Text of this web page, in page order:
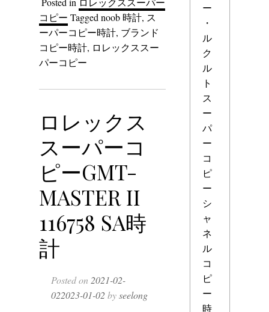
コピー Tagged noob 時計, ス
ーパーコピー時計, ブランド
コピー時計, ロレックススー
パーコピー
ロレックス
スーパーコ
ピーGMT-
MASTER II
116758 SA時
計
Posted on 2021-02-
022023-01-02byseelong
ー
・
ル
ク
ル
ト
ス
ー
パ
ー
コ
ピ
ー
シ
ャ
ネ
ル
コ
ピ
ー
時